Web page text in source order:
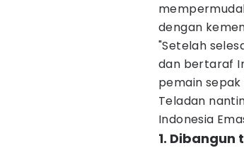
dengan
"Setelah
dan bertaraf
pemain
Teladan
Indonesia
1.